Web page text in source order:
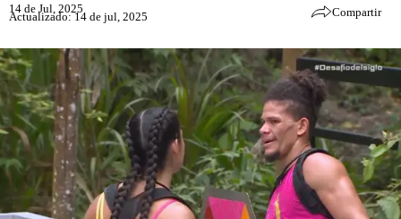
14 de Jul, 2025
Actualizado: 14 de jul, 2025 Compartir